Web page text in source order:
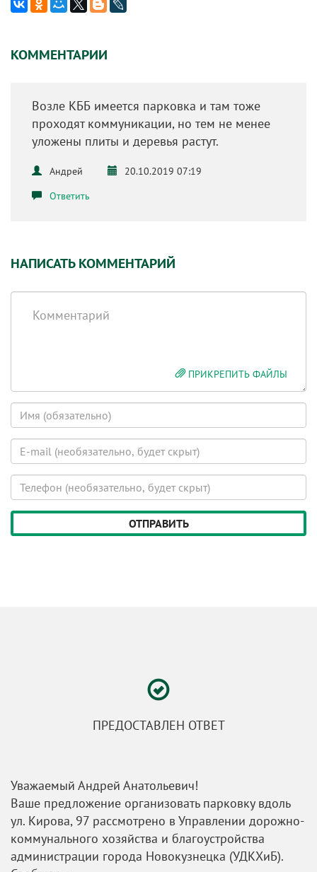
КОММЕНТАРИИ
Возле КББ имеется парковка и там тоже
проходят коммуникации, но тем не менее
уложены плиты и деревья растут.
Андрей
20.10.2019 07:19
Ответить
НАПИСАТЬ КОММЕНТАРИЙ
ПРИКРЕПИТЬ ФАЙЛЫ
Имя
mail
(будет
скрыт)
Телефон
(будет
скрыт)
ПРЕДОСТАВЛЕН ОТВЕТ
Уважаемый Андрей Анатольевич!
Ваше предложение организовать парковку вдоль
ул. Кирова, 97 рассмотрено в Управлении дорожно-
коммунального хозяйства и благоустройства
администрации города Новокузнецка (УДКХиБ).